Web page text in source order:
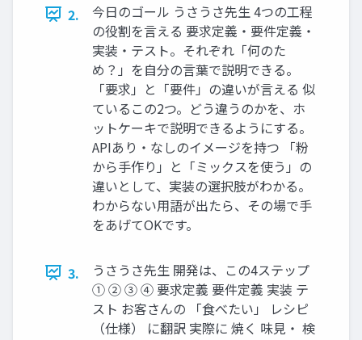
2.
今日のゴール うさうさ先生 4つの工程
の役割を言える 要求定義・要件定義・
実装・テスト。それぞれ「何のた
め？」を自分の言葉で説明できる。
「要求」と「要件」の違いが言える 似
ているこの2つ。どう違うのかを、ホ
ットケーキで説明できるようにする。
APIあり・なしのイメージを持つ 「粉
から手作り」と「ミックスを使う」の
違いとして、実装の選択肢がわかる。
わからない用語が出たら、その場で手
をあげてOKです。
3.
うさうさ先生 開発は、この4ステップ
① ② ③ ④ 要求定義 要件定義 実装 テ
スト お客さんの 「食べたい」 レシピ
（仕様） に翻訳 実際に 焼く 味見・ 検